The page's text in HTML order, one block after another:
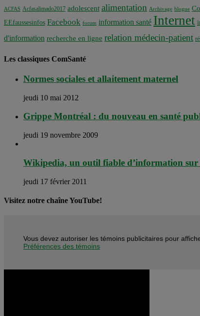
ACFAS Acfasalimado2017 adolescent alimentation Archivage blogue
EEfaussesinfos Facebook forum information santé Internet
d'information recherche en ligne relation médecin-patient
Les classiques ComSanté
Normes sociales et allaitement maternel
jeudi 10 mai 2012
Grippe Montréal : du nouveau en santé
jeudi 19 novembre 2009
Wikipedia, un outil fiable d’information sur
jeudi 17 février 2011
Visitez notre chaîne YouTube!
Vous devez autoriser les témoins publicitaires pour
Préférences des témoins